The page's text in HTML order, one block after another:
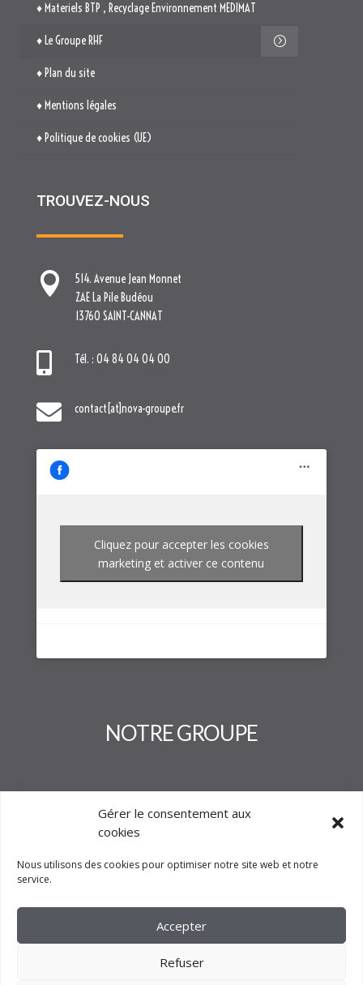
Gérer le consentement aux
cookies
Nous utilisons des cookies pour optimiser notre site web et notre
service.
Accepter
Refuser
♦ Materiels BTP , Recyclage Environnement MEDIMAT
♦ Le Groupe RHF
♦ Plan du site
♦ Mentions légales
♦ Politique de cookies (UE)
TROUVEZ-NOUS

514. Avenue Jean Monnet
ZAE La Pile Budéou
13760 SAINT-CANNAT
 Tél. : 04 84 04 04 00
 contact[at]nova-groupe.fr
Cliquez pour accepter les cookies
marketing et activer ce contenu
NOTRE GROUPE